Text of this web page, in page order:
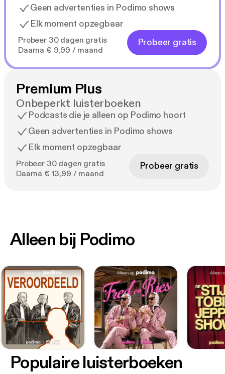
Geen advertenties in Podimo shows
Elk moment opzegbaar
Probeer 30 dagen gratis
Daarna € 9,99 / maand
Probeer gratis
Premium Plus
Onbeperkt luisterboeken
Podcasts die je alleen op Podimo hoort
Geen advertenties in Podimo shows
Elk moment opzegbaar
Probeer 30 dagen gratis
Daarna € 13,99 / maand
Probeer gratis
Alleen bij Podimo
Populaire luisterboeken